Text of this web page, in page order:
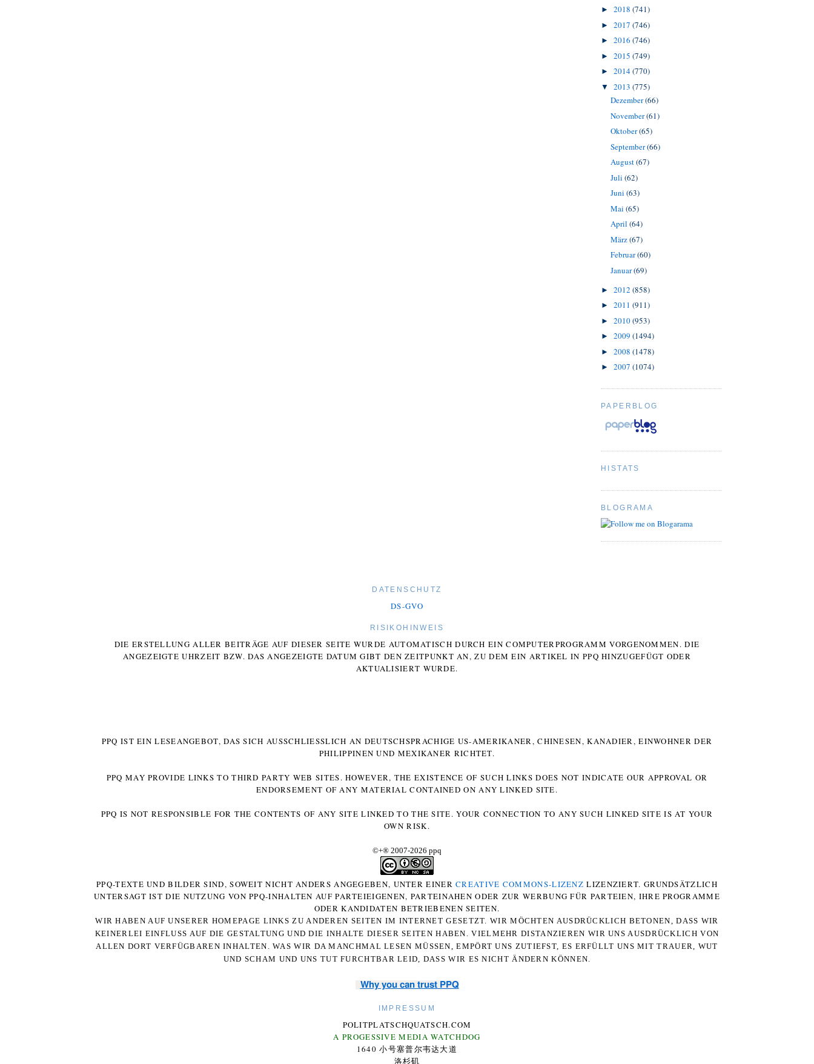
► 2018 (741)
► 2017 (746)
► 2016 (746)
► 2015 (749)
► 2014(770)
▼ 2013 (775)
Dezember(66)
November(61)
Oktober(65)
September(66)
August(67)
Juli (62)
Juni (63)
Mai (65)
April (64)
März(67)
Februar(60)
Januar(69)
► 2012 (858)
► 2011 (911)
► 2010(953)
► 2009 (1494)
► 2008 (1478)
► 2007 (1074)
PAPERBLOG
HISTATS
BLOGRAMA
DATENSCHUTZ
DS-GVO
RISIKOHINWEIS
DIE ERSTELLUNG ALLER BEITRÄGE AUF DIESER SEITE WURDE AUTOMATISCH DURCH EIN COMPUTERPROGRAMM VORGENOMMEN. DIE
ANGEZEIGTE UHRZEIT BZW. DAS ANGEZEIGTE DATUM GIBT DEN ZEITPUNKT AN, ZU DEM EIN ARTIKEL IN PPQ HINZUGEFÜGT ODER
AKTUALISIERT WURDE.
PPQ IST EIN LESEANGEBOT, DAS SICH AUSSCHLIESSLICH AN DEUTSCHSPRACHIGE US-AMERIKANER, CHINESEN, KANADIER, EINWOHNER DER P
HILIPPINEN UND MEXIKANER RICHTET.
PPQ MAY PROVIDE LINKS TO THIRD PARTY WEB SITES. HOWEVER, THE EXISTENCE OF SUCH LINKS DOES NOT INDICATE OUR APPROVAL OR
ENDORSEMENT OF ANY MATERIAL CONTAINED ON ANY LINKED SITE.
PPQ IS NOT RESPONSIBLE FOR THE CONTENTS OF ANY SITE LINKED TO THE SITE. YOUR CONNECTION TO ANY SUCH LINKED SITE IS AT YOUR
OWN RISK.
©+® 2007-2026 ppq
PPQ-TEXTE UND BILDER SIND, SOWEIT NICHT ANDERS ANGEGEBEN, UNTER EINERCREATIVE COMMONS-LIZENZ LIZENZIERT. GRUNDSÄTZLICH
UNTERSAGT IST DIE NUTZUNG VON PPQ-INHALTEN AUF PARTEIEIGENEN, PARTEINAHEN ODER ZUR WERBUNG FÜR PARTEIEN, IHRE PROGRAMME
ODER KANDIDATEN BETRIEBENEN SEITEN.
WIR HABEN AUF UNSERER HOMEPAGE LINKS ZU ANDEREN SEITEN IM INTERNET GESETZT. WIR MÖCHTEN AUSDRÜCKLICH BETONEN, DASS WIR
KEINERLEI EINFLUSS AUF DIE GESTALTUNG UND DIE INHALTE DIESER SEITEN HABEN. VIELMEHR DISTANZIEREN WIR UNS AUSDRÜCKLICH VON
ALLEN DORT VERFÜGBAREN INHALTEN. WAS WIR DA MANCHMAL LESEN MÜSSEN, EMPÖRT UNS ZUTIEFST, ES ERFÜLLT UNS MIT TRAUER, WUT
UND SCHAM UND UNS TUT FURCHTBAR LEID, DASS WIR ES NICHT ÄNDERN KÖNNEN.
Why you can trust PPQ
IMPRESSUM
POLITPLATSCHQUATSCH.COM
A PROGESSIVE MEDIA WATCHDOG
1640 小号塞普尔韦达大道
洛杉矶